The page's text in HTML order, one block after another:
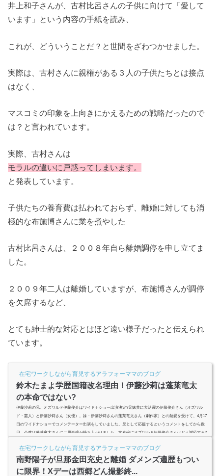
井上和子さんが、古村比呂さんの子供に向けて「愛して
います」という内容の手紙を読み、
これが、どういうことだ？と世間をざわつかせました。
実際は、古村さんに親権がある３人の子供たちとは接点
はなく、
マスコミの印象を上向きにかえるための戦略だったので
は？と言われています。
実際、古村さんは
モラルの違いに戸惑ってしまいます。
と発表しています。
子供たちの養育費は払われておらず、離婚に対しても消
極的な布施博さんに業を煮やした
古村比呂さんは、２００８年自ら離婚調停を申し立てま
した。
２００９年二人は離婚していますが、布施博さんが調停
を欠席するなど、
とても紳士的な対応とはほど遠い様子だったと伝えられ
ています。
在宅ワークしながら育児するアラフォーママのブログ
鈴木たまよ学歴国籍改名理由！伊藤沙莉は蓬莱竜太
の本命ではない?
伊藤沙莉の兄、オズワルド伊藤俊介はワイドナショー出演決定?兄妹共に大活躍の伊藤俊介さん（オズワル
ド・芸人）と伊藤沙莉さん（女優）。妹・伊藤沙莉さんの蓬莱竜太さん（劇作家）との熱愛を受けて、4月17
日のワイドナショーでコメンテーター出演をしていました。兄として応援するというコメントをしてから数
日。今度は蓬莱竜太さんに二股疑惑が持ち上がりました。文春砲にオズワルド伊藤俊介さんはどう対応する?
よ、伊藤沙莉どっち...
在宅ワークしながら育児するアラフォーママのブログ
南野陽子が旦那金田充史と離婚 ダメンズ遍歴もつい
に限界！Xデーは西郷どん撮影終...